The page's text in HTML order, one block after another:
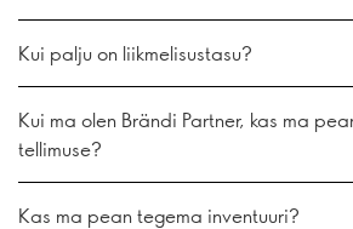
Kui palju on liikmelisustasu?
Kui ma olen Brändi Partner, kas ma
tellimuse?
Kas ma pean tegema inventuuri?